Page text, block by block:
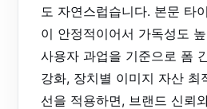
도 자연스럽습니다. 본문 타
이 안정적이어서 가독성도
사용자 과업을 기준으로 폼
강화, 장치별 이미지 자산 최
선을 적용하면, 브랜드 신뢰